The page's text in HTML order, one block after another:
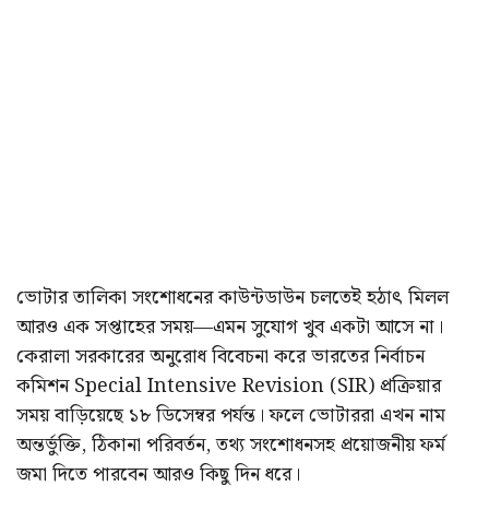
ভোটার তালিকা সংশোধনের কাউন্টডাউন চলতেই হঠাৎ মিলল
আরও এক সপ্তাহের সময়—এমন সুযোগ খুব একটা আসে না।
কেরালা সরকারের অনুরোধ বিবেচনা করে ভারতের নির্বাচন
কমিশন Special Intensive Revision (SIR) প্রক্রিয়ার
সময় বাড়িয়েছে ১৮ ডিসেম্বর পর্যন্ত। ফলে ভোটাররা এখন নাম
অন্তর্ভুক্তি, ঠিকানা পরিবর্তন, তথ্য সংশোধনসহ প্রয়োজনীয় ফর্ম
জমা দিতে পারবেন আরও কিছু দিন ধরে।